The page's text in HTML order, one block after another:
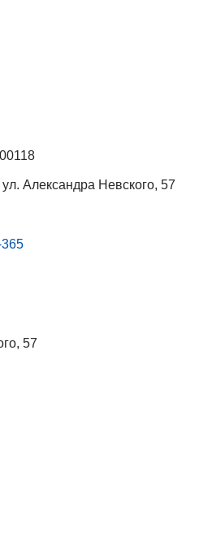
Александра Невского, 57
57